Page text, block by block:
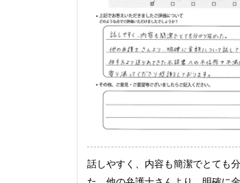
話しやすく、内容も簡潔でとても